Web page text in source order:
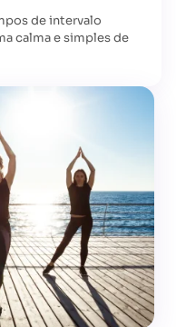
de intervalo
calma e simples de